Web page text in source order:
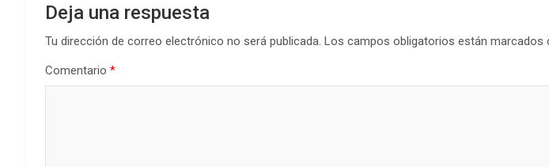
Deja una respuesta
Tu dirección de correo electrónico no será publicada. Los campos obligatorios están marcados
Comentario *